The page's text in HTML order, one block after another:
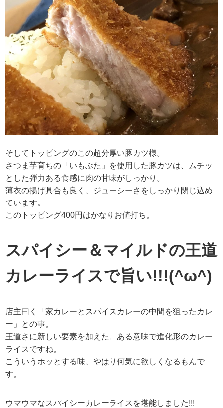
そしてトッピングのこの超分厚い豚カツ様。
さつま芋育ちの「いもぶた」を使用した豚カツは、ムチッ
とした弾力ある食感に肉の甘味がしっかり。
薄衣の揚げ具合も良く、ジューシーさをしっかり閉じ込め
ています。
このトッピング400円はかなりお値打ち。
スパイシー＆マイルドの王道
カレーライスで旨い!!!(^ω^)
店主曰く「家カレーとスパイスカレーの中間を狙ったカレ
ー」との事。
王道さに新しい要素を加えた、ある意味で進化形のカレー
ライスですね。
こういうホッとする味、やはり何気に欲しくなるもんで
す。
ウマウマなスパイシーカレーライスを堪能しました!!!